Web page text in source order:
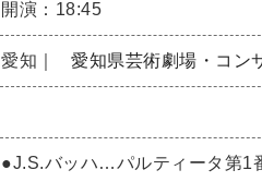
開演：18:45
愛知｜ 愛知県芸術劇場・コン
●J.S.バッハ…パルティータ第